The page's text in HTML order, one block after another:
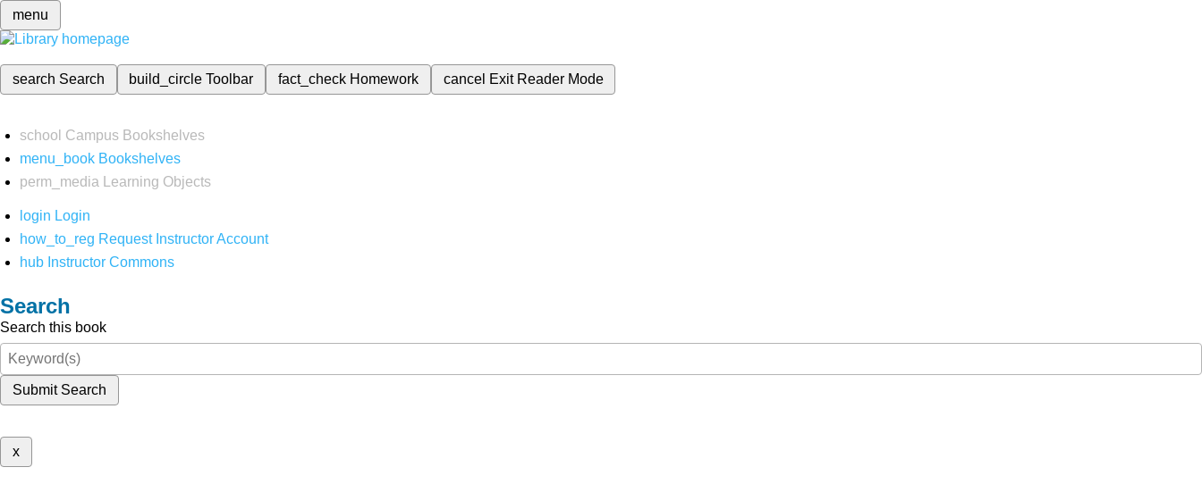
menu
search Search build_circleToolbar fact_check Homework cancel Exit Reader Mode
school Campus Bookshelves
menu_book Bookshelves
perm_media
Learning Objects
login Login
how_to_reg Request Instructor Account
hub Instructor Commons
Search
Search this book
Submit Search
x